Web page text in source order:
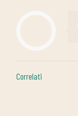
Correlati